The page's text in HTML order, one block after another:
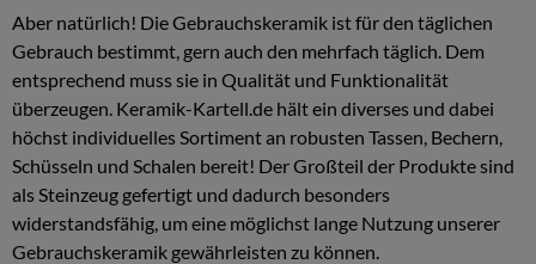
Aber natürlich! Die Gebrauchskeramik ist für den täglichen
Gebrauch bestimmt, gern auch den mehrfach täglich. Dem
entsprechend muss sie in Qualität und Funktionalität
überzeugen. Keramik-Kartell.de hält ein diverses und dabei
höchst individuelles Sortiment an robusten Tassen, Bechern,
Schüsseln und Schalen bereit! Der Großteil der Produkte sind
als Steinzeug gefertigt und dadurch besonders
widerstandsfähig, um eine möglichst lange Nutzung unserer
Gebrauchskeramik gewährleisten zu können.